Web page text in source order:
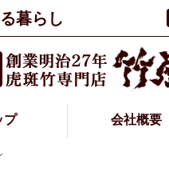
暮らし
プ 会社概要